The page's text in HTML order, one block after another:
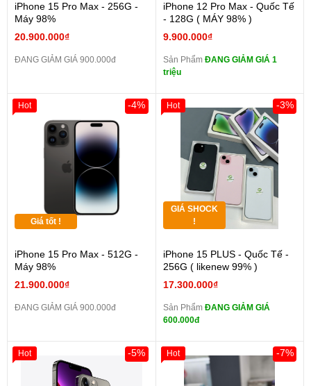
iPhone 15 Pro Max - 256G -
Máy 98%
20.900.000₫
ĐANG GIẢM GIÁ 900.000đ
iPhone 12 Pro Max - Quốc Tế
- 128G ( MÁY 98% )
9.900.000₫
Sản Phẩm ĐANG GIẢM GIÁ 1
triệu
Giá tốt !
iPhone 15 Pro Max - 512G -
Máy 98%
21.900.000₫
-4%
ĐANG GIẢM GIÁ 900.000đ
Hot
GIÁ SHOCK
!
iPhone 15 PLUS - Quốc Tế -
256G ( likenew 99% )
17.300.000₫
-3%
Sản Phẩm ĐANG GIẢM GIÁ
600.000đ
Hot
-5%
Hot -7%
Hot